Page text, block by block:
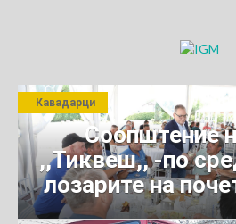
Соопштение
,,Тиквеш,, -по
лозарите на
јули 2026
Кавадарци